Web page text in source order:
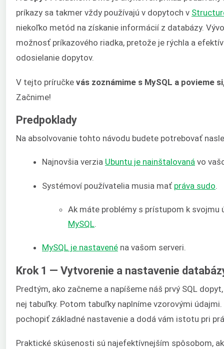
príkazy sa takmer vždy používajú v dopytoch v
niekoľko metód na získanie informácií z databázy.
možnosť príkazového riadka, pretože je rýchla a
odosielanie dopytov.
V tejto príručke vás zoznámime s MySQL a povieme
Začnime!
Predpoklady
Na absolvovanie tohto návodu budete potrebovať
Najnovšia verzia Ubuntu je nainštalovaná vo
Systémoví používatelia musia mať práva sudo
Ak máte problémy s prístupom k
MySQL.
MySQL je nastavené na vašom serveri.
Krok 1 — Vytvorenie a nastavenie
Predtým, ako začneme a napíšeme náš prvý SQL
nej tabuľky. Potom tabuľky naplníme vzorovými
pochopiť základné nastavenie a dodá vám istotu pri
Praktické skúsenosti sú najefektívnejším spôsobom,